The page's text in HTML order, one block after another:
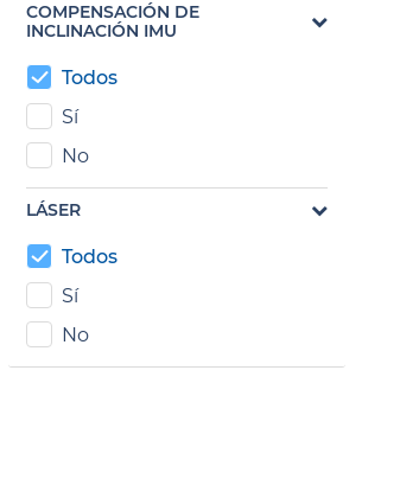
COMPENSACIÓN DE
INCLINACIÓN IMU
Todos
Sí
No
LÁSER
Todos
Sí
No